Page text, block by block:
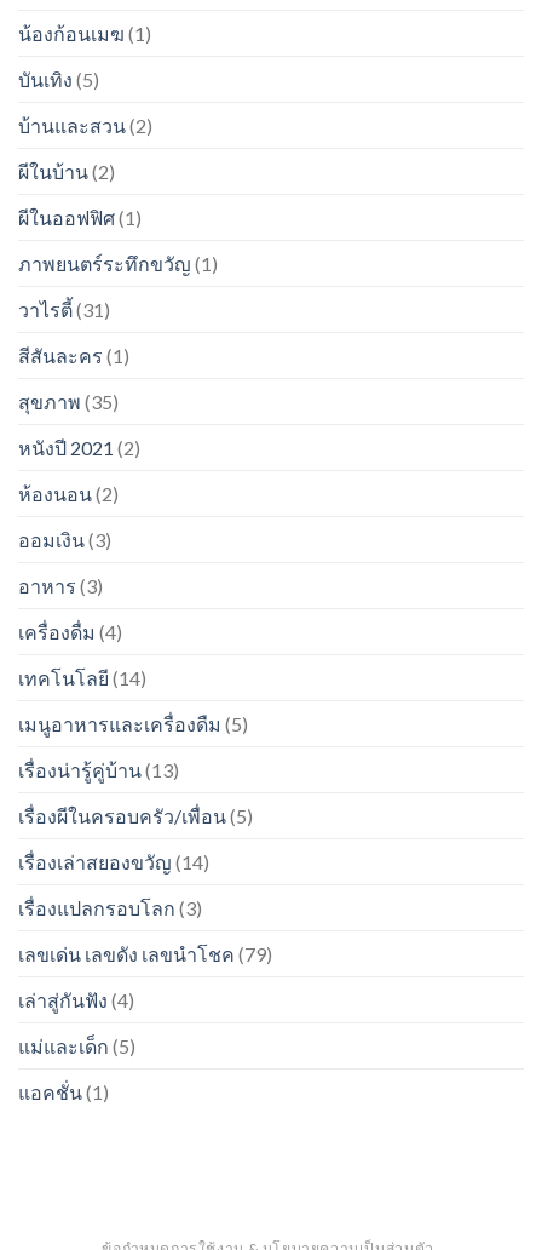
น้องก้อนเมฆ (1)
บันเทิง (5)
บ้านและสวน(2)
ผีในบ้าน(2)
ผีในออฟฟิศ(1)
ภาพยนตร์ระทึกขวัญ (1)
วาไรตี้(31)
สีสันละคร (1)
สุขภาพ (35)
หนังปี 2021 (2)
ห้องนอน(2)
ออมเงิน(3)
อาหาร (3)
เครื่องดื่ม (4)
เทคโนโลยี (14)
เมนูอาหารและเครื่องดืม (5)
เรื่องน่ารู้คู่บ้าน(13)
เรื่องผีในครอบครัว/เพื่อน(5)
เรื่องเล่าสยองขวัญ (14)
เรื่องแปลกรอบโลก (3)
เลขเด่น เลขดัง เลขนำโชค (79)
เล่าสู่กันฟัง (4)
แม่และเด็ก (5)
แอคชั่น(1)